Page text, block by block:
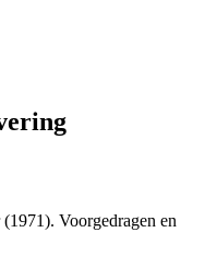
Voorgedragen en